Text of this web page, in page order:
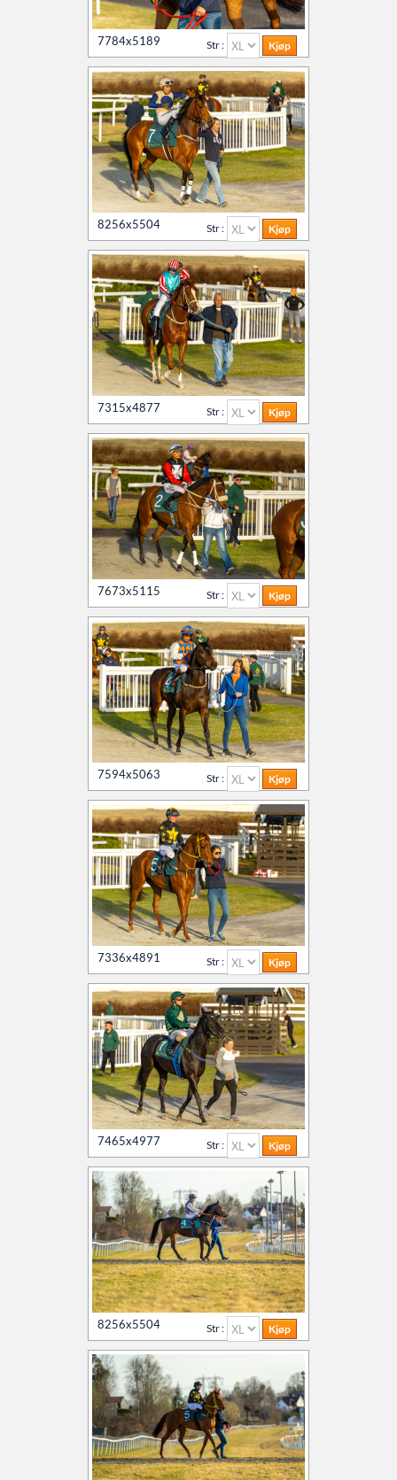
7784x5189 Str :
8256x5504 Str :
7315x4877 Str :
7673x5115 Str :
7594x5063 Str :
7336x4891 Str :
7465x4977 Str :
8256x5504 Str :